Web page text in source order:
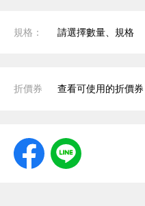
規格： 請選擇數量、規格
折價券 查看可使用的折價券